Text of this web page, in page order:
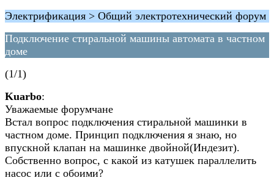
Электрификация > Общий электротехнический форум
Подключение стиральной машины автомата в частном
доме
(1/1)
Kuarbo:
Уважаемые форумчане
Встал вопрос подключения стиральной машинки в
частном доме. Принцип подключения я знаю, но
впускной клапан на машинке двойной(Индезит).
Собственно вопрос, с какой из катушек параллелить
насос или с обоими?